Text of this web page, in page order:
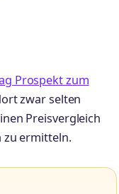
Prospekt zum
zwar selten
Preisvergleich
zu ermitteln.